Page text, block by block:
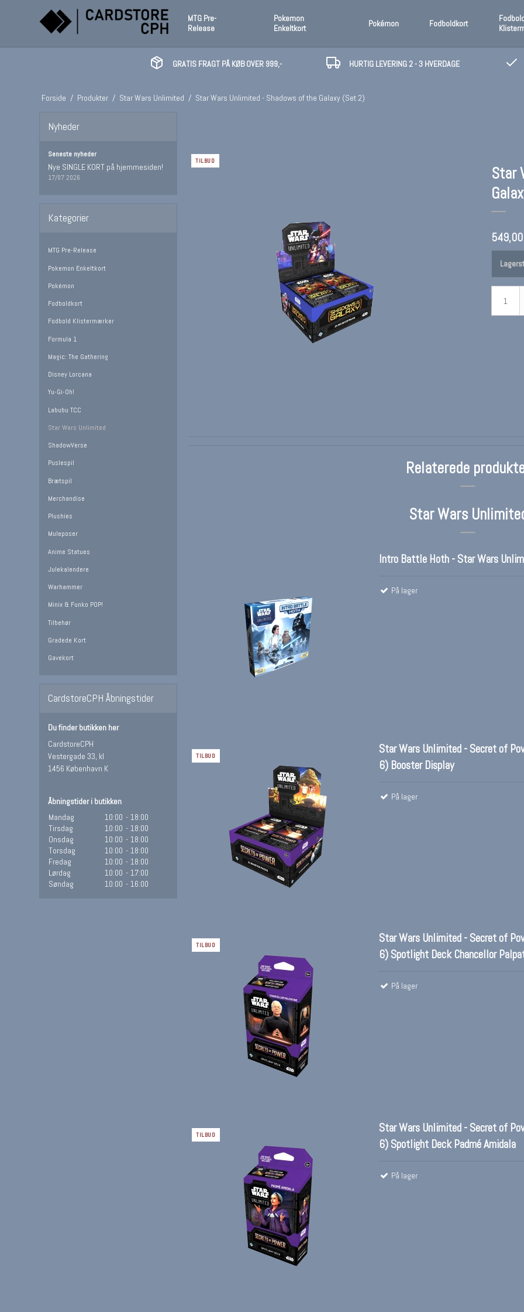
MTG Pre-
Release
Pokemon
Enkeltkort
Pokémon Fodboldkort
GRATIS FRAGT PÅ KØB OVER 999,- HURTIG LEVERING 2 - 3 HVERDAGE
Forside / Produkter / Star Wars Unlimited / Star Wars Unlimited - Shadows of the Galaxy (Set 2)
Nyheder
Seneste nyheder
Nye SINGLE KORT på hjemmesiden!
17/07 2026
Kategorier
MTG Pre-Release
Pokemon Enkeltkort
Pokémon
Fodboldkort
Fodbold Klistermærker
Formula 1
Magic: The Gathering
Disney Lorcana
Yu-Gi-Oh!
Labubu TCC
Star Wars Unlimited
ShadowVerse
Puslespil
Brætspil
Merchandise
Plushies
Muleposer
Anime Statues
Julekalendere
Warhammer
Minix & Funko POP!
Tilbehør
Gradede Kort
Gavekort
CardstoreCPH Åbningstider
Du finder butikken her
CardstoreCPH
Vestergade 33, kl
1456 København K
Åbningstider i butikken
Mandag
10:00 - 18:00
Tirsdag
10:00 - 18:00
Onsdag
10:00 - 18:00
Torsdag
10:00 - 18:00
Fredag
10:00 - 18:00
Lørdag
10:00 - 17:00
Søndag
10:00 - 16:00
TILBUD
Star
549,00
Relaterede
Star Wars
Intro Battle Hoth - Star Wars
På lager
TILBUD
Star Wars Unlimited - Secret of
6) Booster Display
På lager
TILBUD
Star Wars Unlimited - Secret of
6) Spotlight Deck Chancellor
På lager
TILBUD
Star Wars Unlimited - Secret of
6) Spotlight Deck Padmé Amidala
På lager